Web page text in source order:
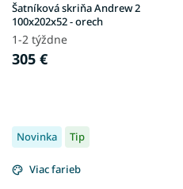
Šatníková skriňa Andrew 2
100x202x52 - orech
1-2 týždne
305 €
Novinka Tip
Viac farieb